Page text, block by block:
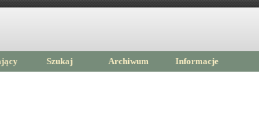
Szukaj Archiwum Informacje